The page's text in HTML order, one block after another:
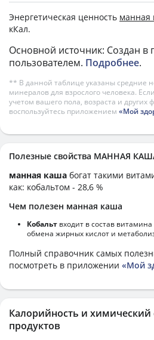
Энергетическая ценность манная
кКал.
Основной источник: Создан в
пользователем. Подробнее.
** В данной таблице указаны средние
минералов для взрослого человека.
учетом вашего пола, возраста и других
воспользуйтесь приложением «Мой
Полезные свойства МАННАЯ
манная каша богат такими
как: кобальтом - 28,6 %
Чем полезен манная каша
Кобальт входит в состав
обмена жирных кислот и
Полный справочник самых
посмотреть в приложении «Мой
Калорийность и химический
продуктов